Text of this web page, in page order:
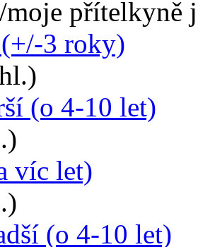
přítelkyně
(+/-3 roky)
(o 4-10 let)
víc let)
(o 4-10 let)